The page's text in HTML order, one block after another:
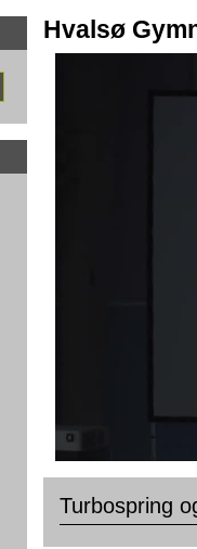
Hvalsø
Turbospring